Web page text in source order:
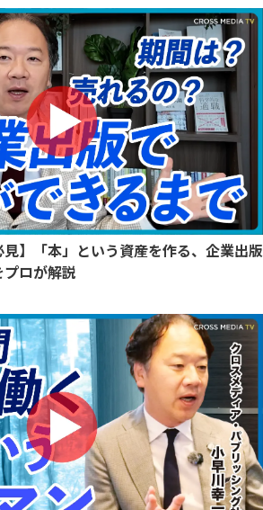
見】「本」という資産を作る、企業出版
ロが解説